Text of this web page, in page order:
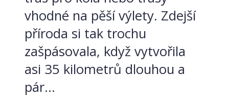
vhodné na pěší výlety. Zdejší
příroda si tak trochu
zašpásovala, když vytvořila
asi 35 kilometrů dlouhou a
pár...